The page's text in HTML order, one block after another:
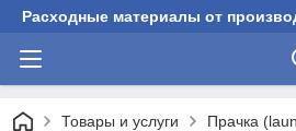
Расходные материалы от
Товары и услуги Прачка